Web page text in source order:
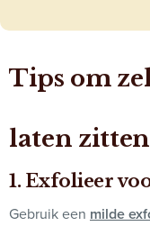
Tips om
laten zitten
1. Exfolieer
Gebruik een milde